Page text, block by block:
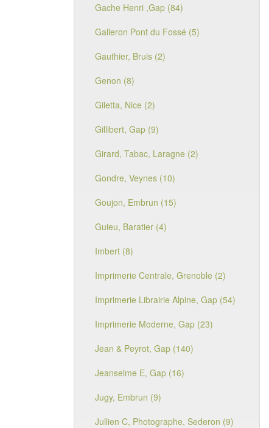
Gache Henri ,Gap (84)
Galleron Pont du Fossé (5)
Gauthier, Bruis (2)
Genon (8)
Giletta, Nice (2)
Gillibert, Gap (9)
Girard, Tabac, Laragne (2)
Gondre, Veynes (10)
Goujon, Embrun (15)
Guieu, Baratier (4)
Imbert (8)
Imprimerie Centrale, Grenoble (2)
Imprimerie Librairie Alpine, Gap (54)
Imprimerie Moderne, Gap (23)
Jean & Peyrot, Gap (140)
Jeanselme E, Gap (16)
Jugy, Embrun (9)
Jullien C, Photographe, Sederon (9)